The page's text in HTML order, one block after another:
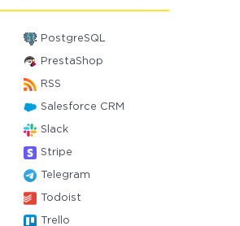
PostgreSQL
PrestaShop
RSS
Salesforce CRM
Slack
Stripe
Telegram
Todoist
Trello